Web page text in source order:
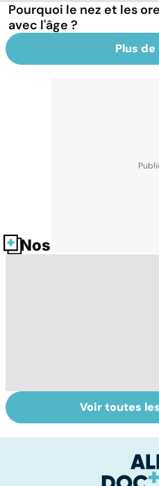
Pourquoi le nez et les
avec l'âge ?
Plus
Nos fiches santé
Faire du sport à
domicile, c'est
Voir toutes